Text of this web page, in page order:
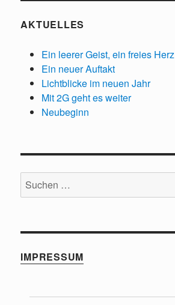
AKTUELLES
Ein leerer Geist, ein freies Herz
Ein neuer Auftakt
Lichtblicke im neuen Jahr
Mit 2G geht es weiter
Neubeginn
Suchen
nach:
IMPRESSUM